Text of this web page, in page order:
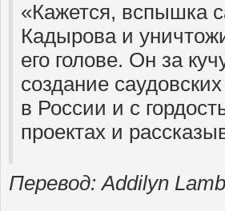
«Кажется, вспышка
Кадырова и
его голове. Он за
создание
в России и с
проектах и
Перевод: Addilyn